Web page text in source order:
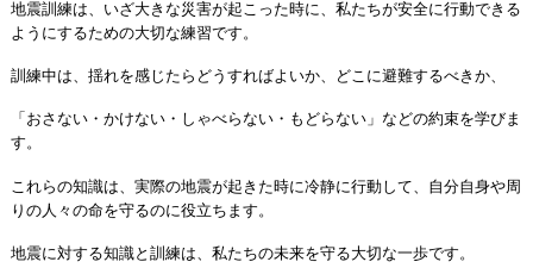
地震訓練は、いざ大きな災害が起こった時に、私たちが安全に行動できる
ようにするための大切な練習です。
訓練中は、揺れを感じたらどうすればよいか、どこに避難するべきか、
「おさない・かけない・しゃべらない・もどらない」などの約束を学びま
す。
これらの知識は、実際の地震が起きた時に冷静に行動して、自分自身や周
りの人々の命を守るのに役立ちます。
地震に対する知識と訓練は、私たちの未来を守る大切な一歩です。